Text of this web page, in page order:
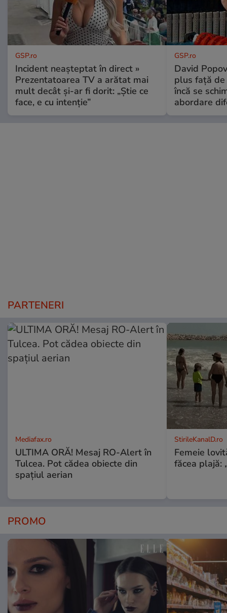
GSP.ro
Incident neașteptat în direct »
Prezentatoarea TV a arătat mai
mult decât și-ar fi dorit: „Știe ce
face, e cu intenție”
GSP.ro
David
plus față de
încă se
abordare
PARTENERI
Mediafax.ro
ULTIMA ORĂ! Mesaj RO-Alert în
Tulcea. Pot cădea obiecte din
spațiul aerian
StirileKanalD.ro
Femeie
făcea plajă:
PROMO